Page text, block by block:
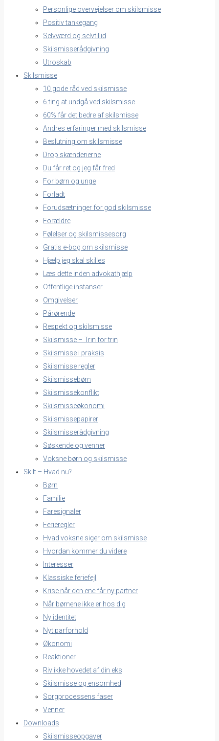
Personlige overvejelser om skilsmisse
Positiv tankegang
Selvværd og selvtillid
Skilsmisserådgivning
Utroskab
Skilsmisse
10 gode råd ved skilsmisse
6 ting at undgå ved skilsmisse
60% får det bedre af skilsmisse
Andres erfaringer med skilsmisse
Beslutning om skilsmisse
Drop skænderierne
Du får ret og jeg får fred
For børn og unge
Forladt
Forudsætninger for god skilsmisse
Forældre
Følelser og skilsmissesorg
Gratis e-bog om skilsmisse
Hjælp jeg skal skilles
Læs dette inden advokathjælp
Offentlige instanser
Omgivelser
Pårørende
Respekt og skilsmisse
Skilsmisse – Trin for trin
Skilsmisse i praksis
Skilsmisse regler
Skilsmissebørn
Skilsmissekonflikt
Skilsmisseøkonomi
Skilsmissepapirer
Skilsmisserådgivning
Søskende og venner
Voksne børn og skilsmisse
Skilt – Hvad nu?
Børn
Familie
Faresignaler
Ferieregler
Hvad voksne siger om skilsmisse
Hvordan kommer du videre
Interesser
Klassiske feriefejl
Krise når den ene får ny partner
Når børnene ikke er hos dig
Ny identitet
Nyt parforhold
Økonomi
Reaktioner
Riv ikke hovedet af din eks
Skilsmisse og ensomhed
Sorgprocessens faser
Venner
Downloads
Skilsmisseopgaver